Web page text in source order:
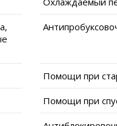
Помощи при
Помощи при